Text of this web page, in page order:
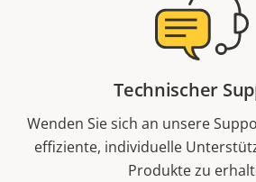
Technischer
Wenden Sie sich an unsere
effiziente, individuelle
Produkte zu